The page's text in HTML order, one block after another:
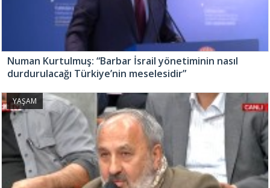
Numan Kurtulmuş: “Barbar İsrail yönetiminin nasıl
durdurulacağı Türkiye’nin meselesidir”
YAŞAM